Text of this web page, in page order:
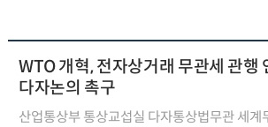
WTO 개혁, 전자상거래 무관세 관행
다자논의 촉구
산업통상부 통상교섭실 다자통상법무관 세계